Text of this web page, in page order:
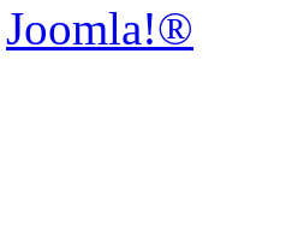
Joomla!®